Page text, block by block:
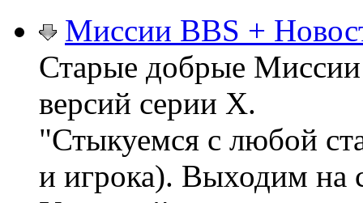
Миссии BBS +
Старые добрые
версий серии X.
"Стыкуемся с любой
и игрока). Выходим на